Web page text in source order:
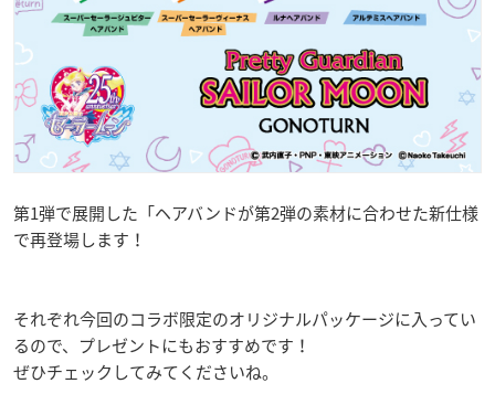
第1弾で展開した「ヘアバンドが第2弾の素材に合わせた新仕様
で再登場します！
それぞれ今回のコラボ限定のオリジナルパッケージに入ってい
るので、プレゼントにもおすすめです！
ぜひチェックしてみてくださいね。